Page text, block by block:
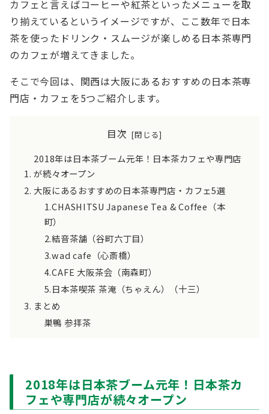
カフェと言えばコーヒーや紅茶といったメニューを取
り揃えているというイメージですが、ここ数年で日本
茶を使ったドリンク・スムージが楽しめる日本茶専門
のカフェが増えてきました。
そこで今回は、関西は大阪にあるおすすめの日本茶専
門店・カフェを5つご紹介します。
目次
2018年は日本茶ブーム元年！日本茶カフェや専門店
が続々オープン
大阪にあるおすすめの日本茶専門店・カフェ5選
1.CHASHITSU Japanese Tea & Coffee（本
町）
2.結音茶舗（谷町六丁目）
3.wad cafe（心斎橋）
4.CAFE 大阪茶会（南森町）
5.日本茶喫茶 茶淹（ちゃえん）（十三）
まとめ
巣鴨 参拝茶
2018年は日本茶ブーム元年！日本茶カ
フェや専門店が続々オープン